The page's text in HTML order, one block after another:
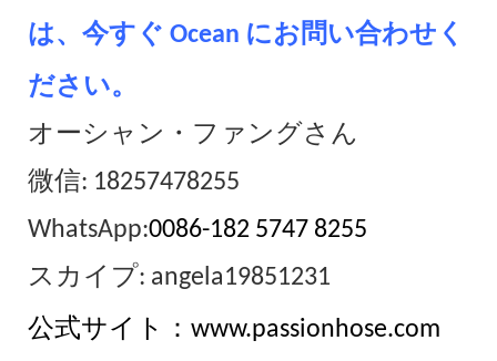
は、今すぐ Ocean にお問い合わせく
ださい。
オーシャン・ファングさん
微信: 18257478255
WhatsApp:0086-182 5747 8255
スカイプ: angela19851231
公式サイト：www.passionhose.com